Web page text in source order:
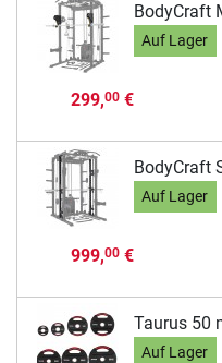
BodyCraft
Auf Lager
299,00€
BodyCraft
Auf Lager
999,00€
Taurus 50
Auf Lager